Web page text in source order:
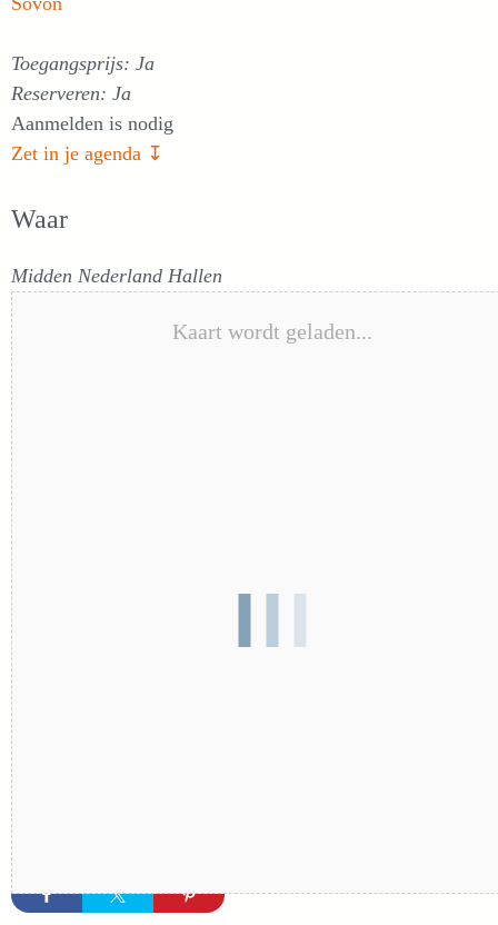
Toegangsprijs: Ja
Reserveren: Ja
Aanmelden is nodig
Zet in je agenda ↧
Waar
Midden Nederland Hallen
Kaart wordt geladen...